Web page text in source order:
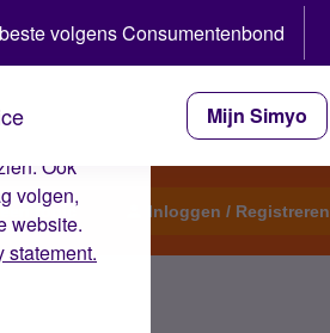
op de
Ook
volgen,
website.
statement.
volgens Consumentenbond
Mijn Simyo
topic Inloggen / Registreren